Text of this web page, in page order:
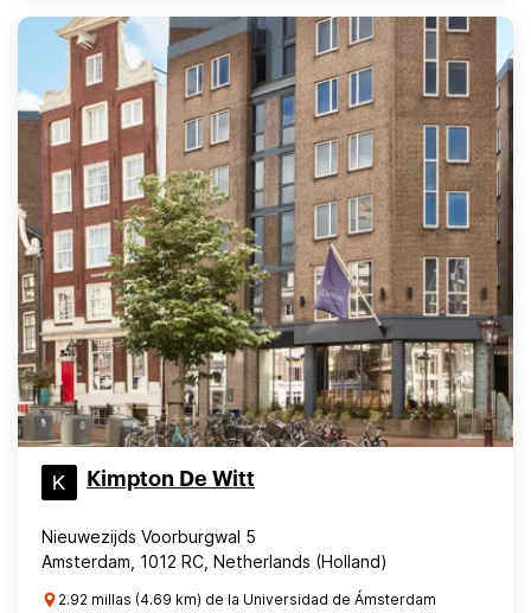
Kimpton De Witt
Nieuwezijds Voorburgwal 5
Amsterdam, 1012 RC, Netherlands (Holland)
2.92 millas (4.69 km) de la Universidad de Ámsterdam